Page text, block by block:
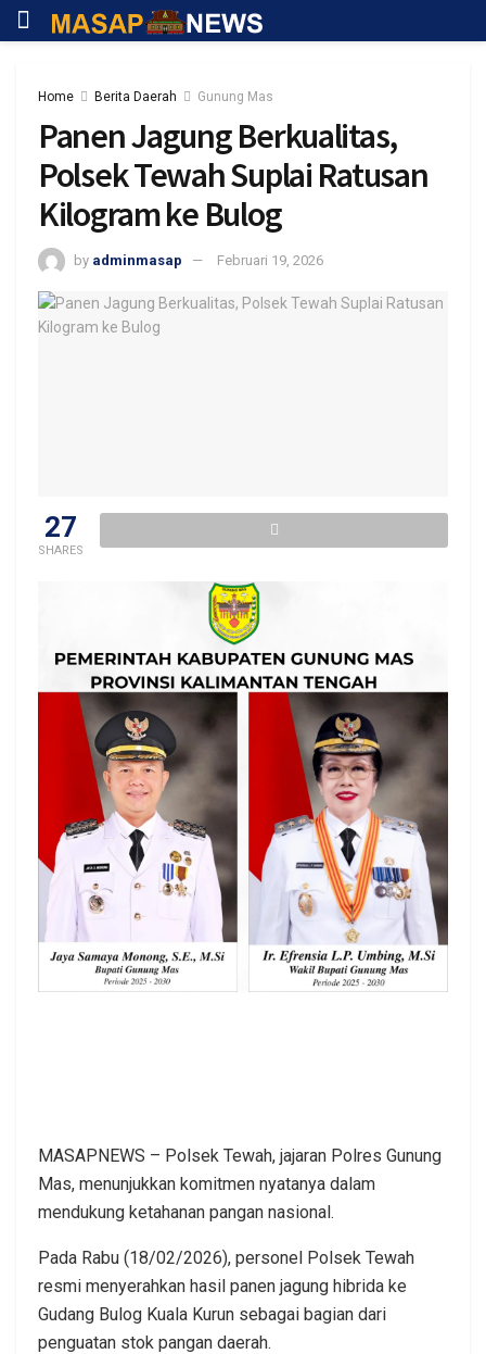
Home Berita Daerah Gunung Mas
Panen Jagung Berkualitas,
Polsek Tewah Suplai Ratusan
Kilogram ke Bulog
by adminmasap Februari 19, 2026
27
SHARES
MASAPNEWS – Polsek Tewah, jajaran Polres Gunung
Mas, menunjukkan komitmen nyatanya dalam
mendukung ketahanan pangan nasional.
Pada Rabu (18/02/2026), personel Polsek Tewah
resmi menyerahkan hasil panen jagung hibrida ke
Gudang Bulog Kuala Kurun sebagai bagian dari
penguatan stok pangan daerah.